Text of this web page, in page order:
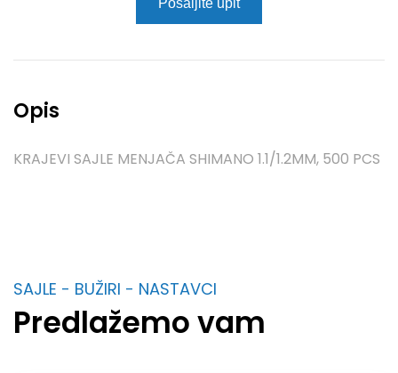
Pošaljite upit
Opis
KRAJEVI SAJLE MENJAČA SHIMANO 1.1/1.2MM, 500 PCS
SAJLE - BUŽIRI - NASTAVCI
Predlažemo vam